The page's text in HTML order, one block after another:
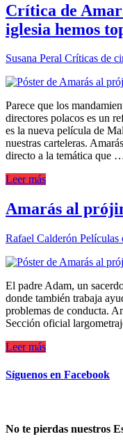
Crítica de
iglesia hemos
Susana Peral Críticas de
Parece que los
directores polacos es un
es la nueva película de
nuestras carteleras.
directo a la temática que
Leer más
Amarás al
Rafael Calderón
El padre Adam, un
donde también trabaja
problemas de conducta.
Sección oficial
Leer más
Síguenos en Facebook
No te pierdas nuestros